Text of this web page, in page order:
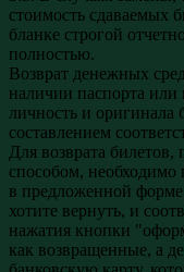
стоимость сдаваемых
бланке строгой
полностью.
Возврат денежных
наличии паспорта или
личность и оригинала
составлением
Для возврата
способом, необходимо
в предложенной
хотите вернуть, и
нажатия кнопки
как возвращенные, а